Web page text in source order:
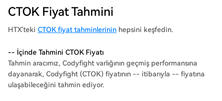
CTOK Fiyat Tahmini
HTX'teki CTOK fiyat tahminlerinin hepsini keşfedin.
-- İçinde Tahmini CTOK Fiyatı
Tahmin aracımız, Codyfight varlığının geçmiş performansına
dayanarak, Codyfight (CTOK) fiyatının -- itibarıyla -- fiyatına
ulaşabileceğini tahmin ediyor.